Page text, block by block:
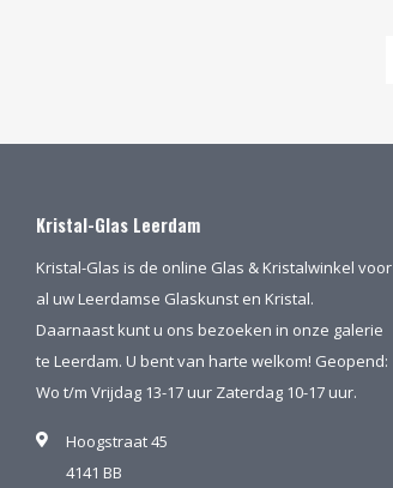
Kristal-Glas Leerdam
Kristal-Glas is de online Glas & Kristalwinkel voor
al uw Leerdamse Glaskunst en Kristal.
Daarnaast kunt u ons bezoeken in onze galerie
te Leerdam. U bent van harte welkom! Geopend:
Wo t/m Vrijdag 13-17 uur Zaterdag 10-17 uur.
Hoogstraat 45
4141 BB